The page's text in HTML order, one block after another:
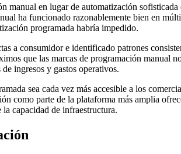
en lugar de automatización
ha funcionado razonablemente bien en
programada habría impedido.
a consumidor e identificado patrones
que las marcas de programación manual
ingresos y gastos operativos.
sea cada vez más accesible a los
como parte de la plataforma más amplia
capacidad de infraestructura.